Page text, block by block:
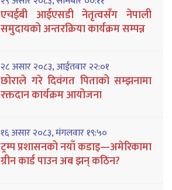
एचईबी आईएसडी नेतृत्वसँग नेपाली
समुदायको अन्तरक्रिया कार्यक्रम सम्पन्न
२८ असार २०८३, आईतवार २२:०१
छोराले गरे दिवंगत पिताको सम्झनामा
रक्तदान कार्यक्रम आयोजना
१६ असार २०८३, मंगलवार १९:५०
ट्रम्प प्रशासनको नयाँ कडाइ—अमेरिकामा
ग्रीन कार्ड पाउन अब झन् कठिन?